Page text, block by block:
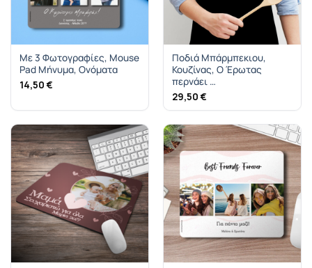
Mε 3 Φωτογραφίες, Mouse
Pad Μήνυμα, Ονόματα
14,50 €
Ποδιά Μπάρμπεκιου,
Κουζίνας, Ο Έρωτας
περνάει …
29,50 €